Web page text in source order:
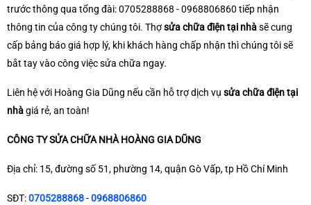
trước thông qua tổng đài: 0705288868 - 0968806860 tiếp nhận
thông tin của công ty chúng tôi. Thợsửa chữa điện tại nhàsẽ cung
cấp bảng báo giá hợp lý, khi khách hàng chấp nhận thì chúng tôi sẽ
bắt tay vào công việc sửa chữa ngay.
Liên hệ với Hoàng Gia Dũng nếu cần hỗ trợ dịch vụ sửa chữa điện tại
nhàgiá rẻ, an toàn!
CÔNG TY SỬA CHỮA NHÀ HOÀNG GIA DŨNG
Địa chỉ: 15, đường số 51, phường 14, quận Gò Vấp, tp Hồ Chí Minh
SĐT:0705288868-0968806860